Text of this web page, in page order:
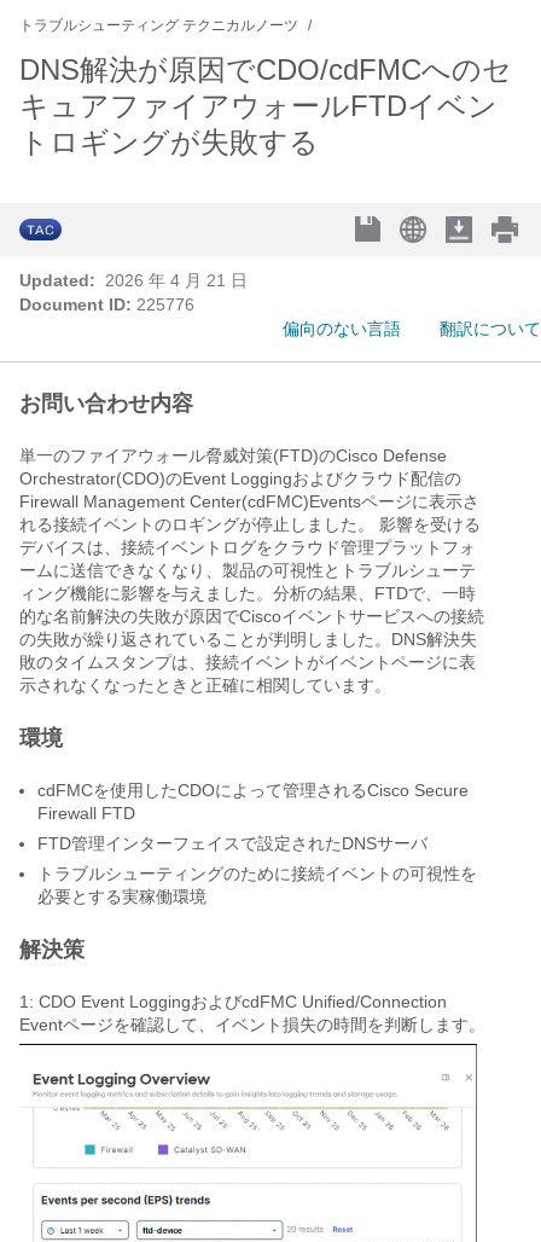
トラブルシューティング テクニカルノーツ
DNS解決が原因でCDO/cdFMCへのセ
キュアファイアウォールFTDイベン
トロギングが失敗する
Updated:
2026 年 4 月 21 日
Document ID: 225776
偏向のない言語
翻訳について
お問い合わせ内容
単一のファイアウォール脅威対策(FTD)のCisco Defense
Orchestrator(CDO)のEvent Loggingおよびクラウド配信の
Firewall Management Center(cdFMC)Eventsページに表示さ
れる接続イベントのロギングが停止しました。 影響を受ける
デバイスは、接続イベントログをクラウド管理プラットフォ
ームに送信できなくなり、製品の可視性とトラブルシューテ
ィング機能に影響を与えました。分析の結果、FTDで、一時
的な名前解決の失敗が原因でCiscoイベントサービスへの接続
の失敗が繰り返されていることが判明しました。DNS解決失
敗のタイムスタンプは、接続イベントがイベントページに表
示されなくなったときと正確に相関しています。
環境
cdFMCを使用したCDOによって管理されるCisco Secure
Firewall FTD
FTD管理インターフェイスで設定されたDNSサーバ
トラブルシューティングのために接続イベントの可視性を
必要とする実稼働環境
解決策
1: CDO Event LoggingおよびcdFMC Unified/Connection
Eventページを確認して、イベント損失の時間を判断します。